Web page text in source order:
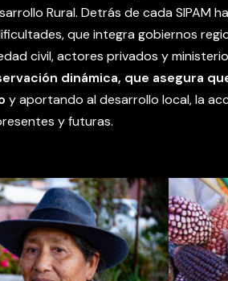
Rural. Detrás de cada SIPAM
que integra gobiernos
civil, actores privados y
dinámica, que asegura
y aportando al desarrollo local, la
y futuras.